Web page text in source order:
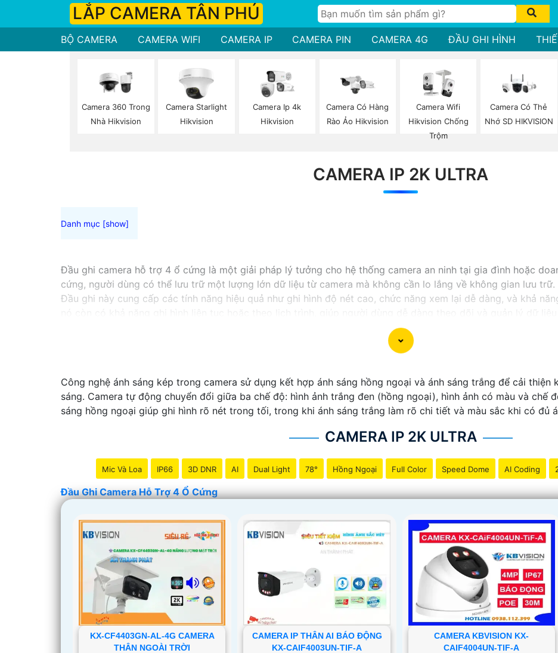
LẮP CAMERA TÂN PHÚ
BỘ CAMERA CAMERA WIFI CAMERA IP CAMERA PIN CAMERA 4G ĐẦU GHI HÌNH
Camera 360 Trong
Nhà Hikvision
Camera Starlight
Hikvision
Camera Ip 4k
Hikvision
Camera Có Hàng
Rào Ảo Hikvision
Camera Wifi
Hikvision Chống
Trộm
Camera Có Thẻ
Nhớ SD HIKVISION
CAMERA IP 2K ULTRA
Đầu ghi camera hỗ trợ 4 ổ cứng là một giải pháp lý tưởng cho hệ thống camera an ninh tại gia đình hoặc
cứng, người dùng có thể lưu trữ một lượng lớn dữ liệu từ camera mà không cần lo lắng về không gian lưu trữ.
Đầu ghi này cung cấp các tính năng hiệu quả như ghi hình độ nét cao, chức năng xem lại dễ dàng, và khả
Với đầu ghi camera hỗ trợ 4 ổ cứng, bạn có thể yên tâm về việc bảo vệ tài sản và an ninh trong mọi tình
Công nghệ ánh sáng kép trong camera sử dụng kết hợp ánh sáng hồng ngoại và ánh sáng trắng để cải thiện
sáng. Camera tự động chuyển đổi giữa ba chế độ: hình ảnh trắng đen (hồng ngoại), hình ảnh có màu và chế
sáng hồng ngoại giúp ghi hình rõ nét trong tối, trong khi ánh sáng trắng làm rõ chi tiết và màu sắc khi có đủ
CAMERA IP 2K ULTRA
Mic Và Loa IP66 3D DNR AI Dual Light 78° Hồng Ngoại Full Color Speed Dome AI Coding
Đầu Ghi Camera Hỗ Trợ 4 Ổ Cứng
KX-CF4403GN-AL-4G CAMERA
THÂN NGOÀI TRỜI
CAMERA IP THÂN AI BÁO ĐỘNG
KX-CAIF4003UN-TIF-A
CAMERA KBVISION KX-
CAIF4004UN-TIF-A